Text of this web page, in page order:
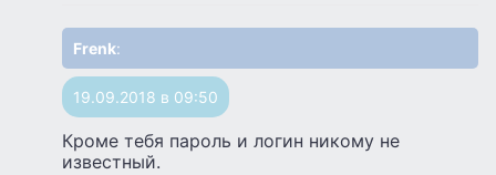
Frenk:
19.09.2018 в 09:50
Кроме тебя пароль и логин никому не
известный.